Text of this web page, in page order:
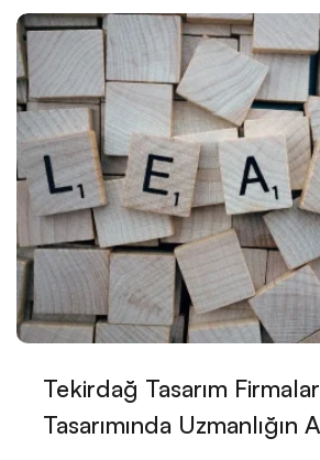
Konya İnternet Sitesi Fiyatları
Gerekenler
İzmir Web Sitesi Tasarımı:
Çözümler
Antalya İnternet Sitesi Tasarımı
Kırıkkale Online Web Sitesi ve
Çıkmak İçin İpuçları
Kırıkkale Ucuz Web Sitesi
Dikkat Etmeli?
Kırıkkale'de Basit Web Sitesi
Adımları
Tekirdağ Tasarım
Tasarımında Uzmanlığın